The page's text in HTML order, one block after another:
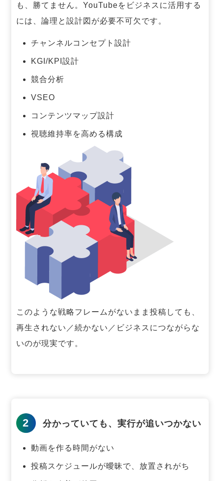
も、勝てません。 YouTubeをビジネスに活用する
には、論理と設計図が必要不可欠です。
チャンネルコンセプト設計
KGI/KPI設計
競合分析
VSEO
コンテンツマップ設計
視聴維持率を高める構成
このような戦略フレームがないまま投稿しても、
再生されない／続かない／ビジネスにつながらな
いのが現実です。
2 分かっていても、実行が追いつかない
動画を作る時間がない
投稿スケジュールが曖昧で、放置されがち